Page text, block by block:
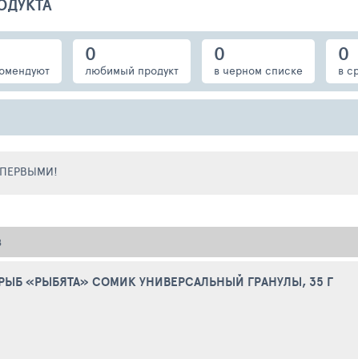
0
любимый продукт
0
в черном списке
0
в
ПЕРВЫМИ!
«РЫБЯТА» СОМИК УНИВЕРСАЛЬНЫЙ ГРАНУЛЫ, 35 Г